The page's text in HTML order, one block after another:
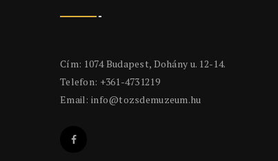
Cím: 1074 Budapest, Dohány u. 12-14.
Telefon: +361-4731219
Email: info@tozsdemuzeum.hu